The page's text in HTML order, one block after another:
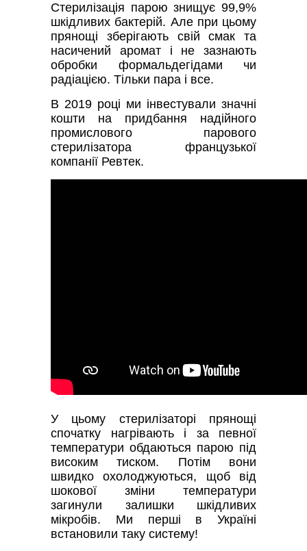
Стерилізація парою знищує 99,9%
шкідливих бактерій. Але при цьому
прянощі зберігають свій смак та
насичений аромат і не зазнають
обробки формальдегідами чи
радіацією. Тільки пара і все.
В 2019 році ми інвестували значні
кошти на придбання надійного
промислового парового
стерилізатора французької
компанії Ревтек.
У цьому стерилізаторі прянощі
спочатку нагрівають і за певної
температури обдаються парою під
високим тиском. Потім вони
швидко охолоджуються, щоб від
шокової зміни температури
загинули залишки шкідливих
мікробів. Ми перші в Україні
встановили таку систему!